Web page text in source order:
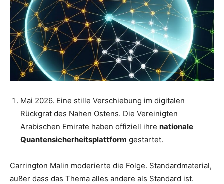
Mai 2026. Eine stille Verschiebung im digitalen
Rückgrat des Nahen Ostens. Die Vereinigten
Arabischen Emirate haben offiziell ihre nationale
Quantensicherheitsplattform gestartet.
Carrington Malin moderierte die Folge. Standardmaterial,
außer dass das Thema alles andere als Standard ist.